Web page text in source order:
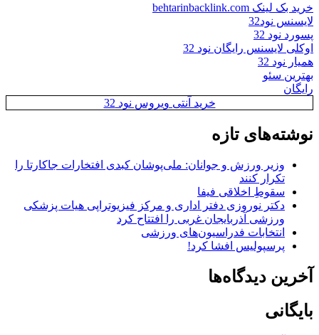
خرید بک لینک behtarinbacklink.com
لایسنس نود32
پسورد نود 32
اوکلی لایسنس رایگان نود 32
همیار نود 32
بهترین سئو
رایگان
خرید آنتی ویروس نود 32
نوشته‌های تازه
وزیر ورزش و جوانان: ملی‌پوشان کبدی افتخارات جاکارتا را
تکرار کنند
سقوطِ اخلاقی فیفا
دکتر نوروزی دفتر اداری و مرکز فیزیوتراپی هیات پزشکی
ورزشی آذربایجان غربی را افتتاح کرد
انتخابات فدراسیون‌های ورزشی
پرسپولیس افشا کرد!
آخرین دیدگاه‌ها
بایگانی